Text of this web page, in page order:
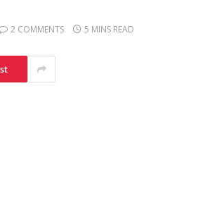
2 COMMENTS 5 MINS READ